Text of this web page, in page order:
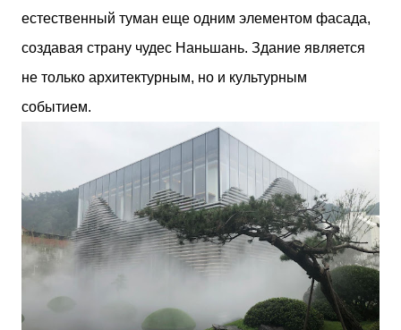
естественный туман еще одним элементом фасада,
создавая страну чудес Наньшань. Здание является
не только архитектурным, но и культурным
событием.